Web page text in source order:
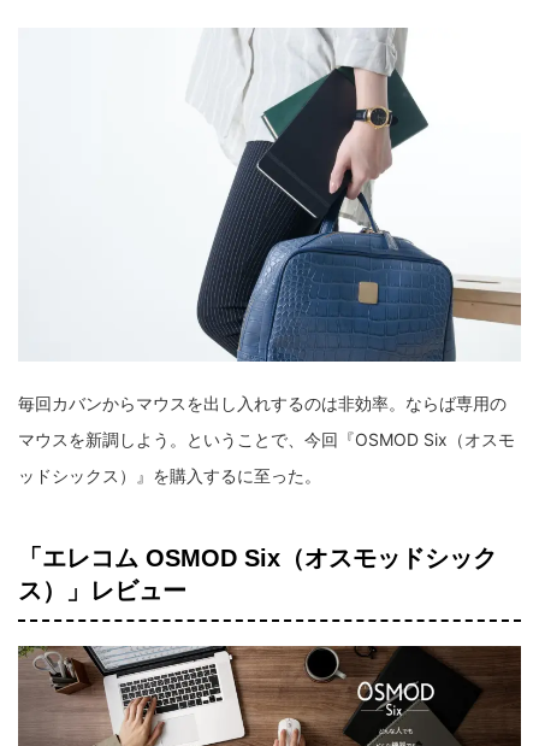
毎回カバンからマウスを出し入れするのは非効率。ならば専用の
マウスを新調しよう。ということで、今回『OSMOD Six（オスモ
ッドシックス）』を購入するに至った。
「エレコム OSMOD Six（オスモッドシック
ス）」レビュー